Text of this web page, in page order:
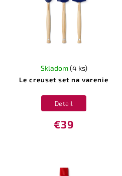
Le creuset set na varenie
Skladom(4 ks)
€39
Detail